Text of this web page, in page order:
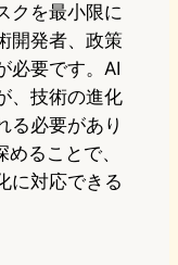
クを最小限に
開発者、政策
必要です。AI
、技術の進化
る必要があり
ることで、
に対応できる